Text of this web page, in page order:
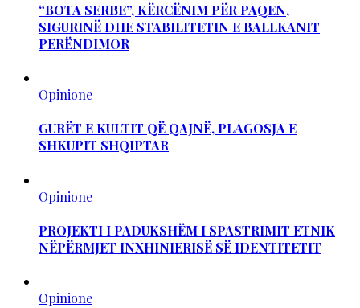
“BOTA SERBE”, KËRCËNIM PËR PAQEN,
SIGURINË DHE STABILITETIN E BALLKANIT
PERËNDIMOR
Opinione
GURËT E KULTIT QË QAJNË, PLAGOSJA E
SHKUPIT SHQIPTAR
Opinione
PROJEKTI I PADUKSHËM I SPASTRIMIT ETNIK
NËPËRMJET INXHINIERISË SË IDENTITETIT
Opinione